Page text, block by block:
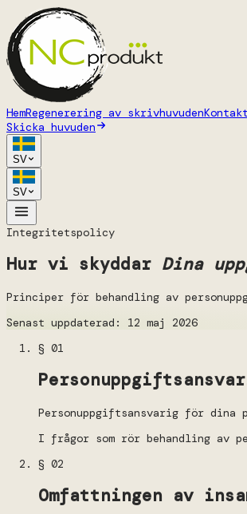
HemRegenerering av skrivhuvudenKontakt
Skicka huvuden
SV
SV
Integritetspolicy
Hur vi skyddar Dina
Principer för behandling av
Senast uppdaterad: 12 maj 2026
§ 01
Personuppgiftsansvarig för dina
I frågor som rör behandling av
§ 02
Omfattningen av